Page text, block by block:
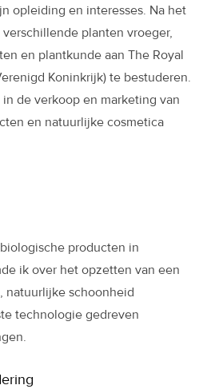
opleiding en interesses. Na het
planten vroeger,
en plantkunde aan The Royal
Koninkrijk) te bestuderen.
de verkoop en marketing van
en natuurlijke cosmetica
producten in
ik over het opzetten van een
natuurlijke schoonheid
technologie gedreven